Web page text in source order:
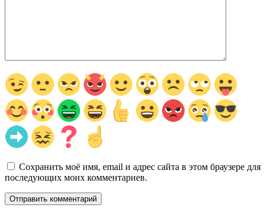
Сохранить моё имя, email и адрес сайта в этом браузере для
последующих моих комментариев.